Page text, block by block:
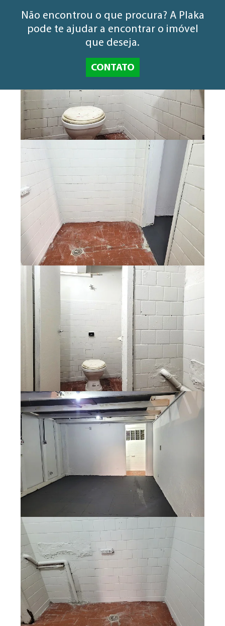
Não encontrou o que procura? A Plaka
pode te ajudar a encontrar o imóvel
que deseja.
CONTATO
Quem Somos
Blog
Contato
Espaço do Locador
Espaço do Locatário
Siga a Plaka nas redes sociais:
Fale Conosco